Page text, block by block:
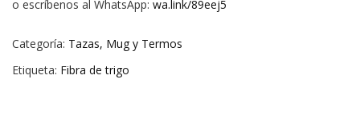
o escríbenos al WhatsApp: wa.link/89eej5
Categoría: Tazas, Mug y Termos
Etiqueta: Fibra de trigo